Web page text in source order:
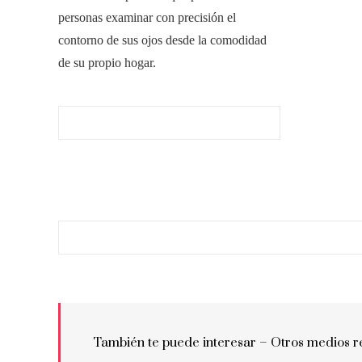
personas examinar con precisión el
contorno de sus ojos desde la comodidad
de su propio hogar.
También te puede interesar – Otros medios